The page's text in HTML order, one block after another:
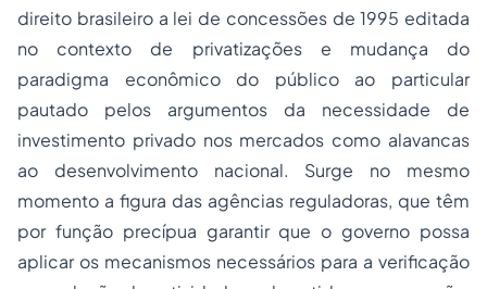
direito brasileiro a lei de concessões de 1995 editada
no contexto de privatizações e mudança do
paradigma econômico do público ao particular
pautado pelos argumentos da necessidade de
investimento privado nos mercados como alavancas
ao desenvolvimento nacional. Surge no mesmo
momento a figura das agências reguladoras, que têm
por função precípua garantir que o governo possa
aplicar os mecanismos necessários para a verificação